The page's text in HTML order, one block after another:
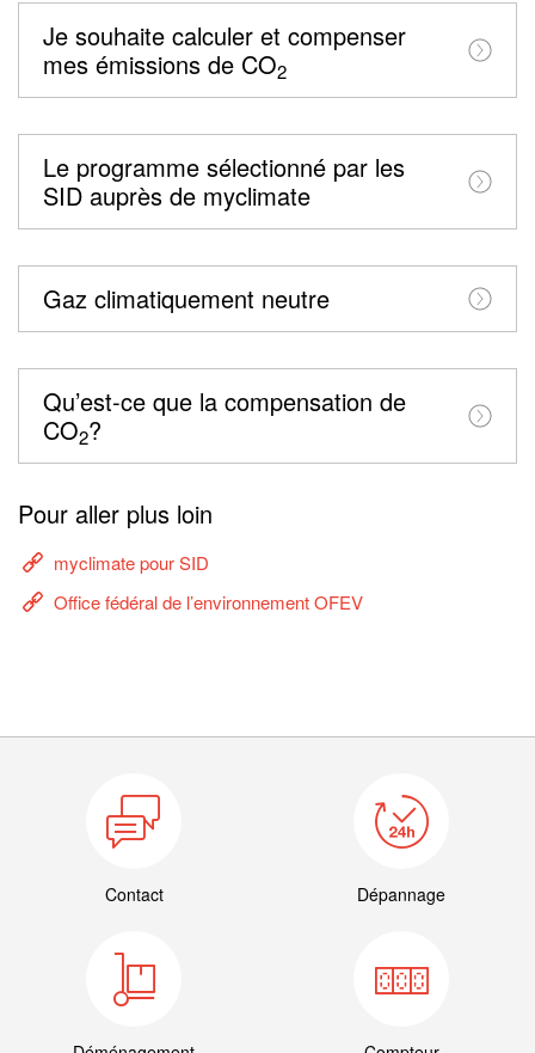
Je souhaite calculer et compenser
mes émissions de CO2
Le programme sélectionné par les
SID auprès de myclimate
Gaz climatiquement neutre
Qu’est-ce que la compensation de
CO2?
Pour aller plus loin
myclimate pour SID
Office fédéral de l’environnement OFEV
Contact Dépannage